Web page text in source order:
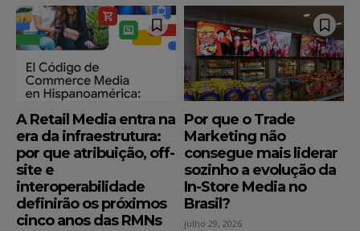
A Retail Media entra na
era da infraestrutura:
por que atribuição, off-
site e
interoperabilidade
definirão os próximos
cinco anos das RMNs
Por que o Trade
Marketing não
consegue mais liderar
sozinho a evolução da
In-Store Media no
Brasil?
julho 29, 2026